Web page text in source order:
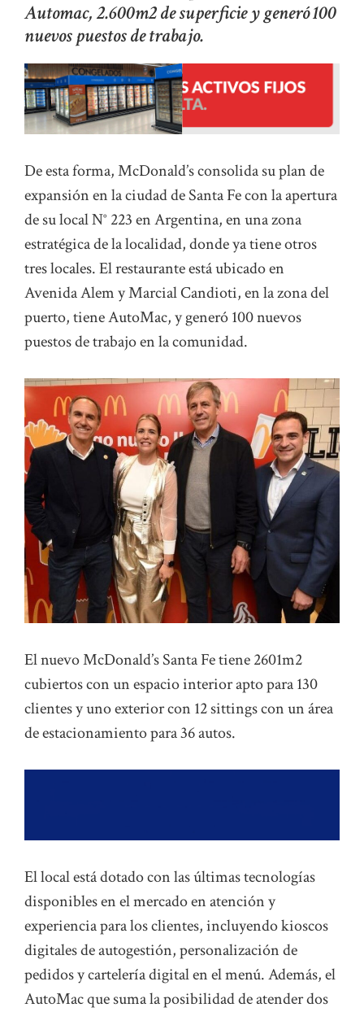
Automac, 2.600m2 de superficie y generó 100
nuevos puestos de trabajo.
De esta forma, McDonald’s consolida su plan de
expansión en la ciudad de Santa Fe con la apertura
de su local N° 223 en Argentina, en una zona
estratégica de la localidad, donde ya tiene otros
tres locales. El restaurante está ubicado en
Avenida Alem y Marcial Candioti, en la zona del
puerto, tiene AutoMac, y generó 100 nuevos
puestos de trabajo en la comunidad.
El nuevo McDonald’s Santa Fe tiene 2601m2
cubiertos con un espacio interior apto para 130
clientes y uno exterior con 12 sittings con un área
de estacionamiento para 36 autos.
El local está dotado con las últimas tecnologías
disponibles en el mercado en atención y
experiencia para los clientes, incluyendo kioscos
digitales de autogestión, personalización de
pedidos y cartelería digital en el menú. Además, el
AutoMac que suma la posibilidad de atender dos